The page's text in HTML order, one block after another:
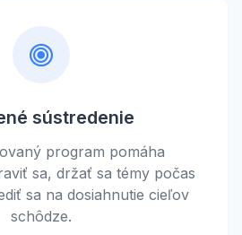
sústredenie
program pomáha
sa, držať sa témy počas
sa na dosiahnutie cieľov
schôdze.